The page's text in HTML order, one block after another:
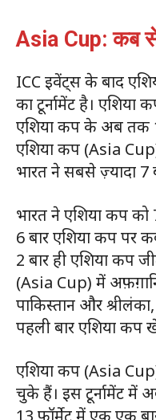
Asia Cup: कब से
ICC इवेंट्स के बाद
का टूर्नामेंट है।
एशिया कप के अब तक
एशिया कप (Asia
भारत ने सबसे ज़्यादा 7
भारत ने एशिया कप को
6 बार एशिया कप पर
2 बार ही एशिया कप
(Asia Cup) में
पाकिस्‍तान और
पहली बार एशिया कप
एशिया कप (Asia
चुके हैं। इस टूर्नामेंट में
13 फॉर्मेट में एक एक